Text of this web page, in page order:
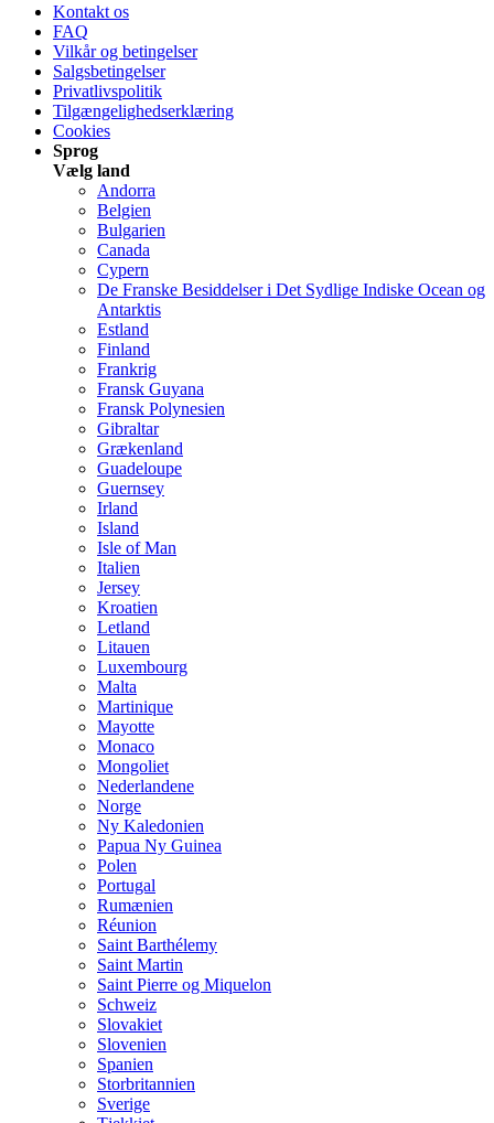
Kontakt os
FAQ
Vilkår og betingelser
Salgsbetingelser
Privatlivspolitik
Tilgængelighedserklæring
Cookies
Sprog
Vælg land
Andorra
Belgien
Bulgarien
Canada
Cypern
De Franske Besiddelser i Det Sydlige Indiske Ocean og
Antarktis
Estland
Finland
Frankrig
Fransk Guyana
Fransk Polynesien
Gibraltar
Grækenland
Guadeloupe
Guernsey
Irland
Island
Isle of Man
Italien
Jersey
Kroatien
Letland
Litauen
Luxembourg
Malta
Martinique
Mayotte
Monaco
Mongoliet
Nederlandene
Norge
Ny Kaledonien
Papua Ny Guinea
Polen
Portugal
Rumænien
Réunion
Saint Barthélemy
Saint Martin
Saint Pierre og Miquelon
Schweiz
Slovakiet
Slovenien
Spanien
Storbritannien
Sverige